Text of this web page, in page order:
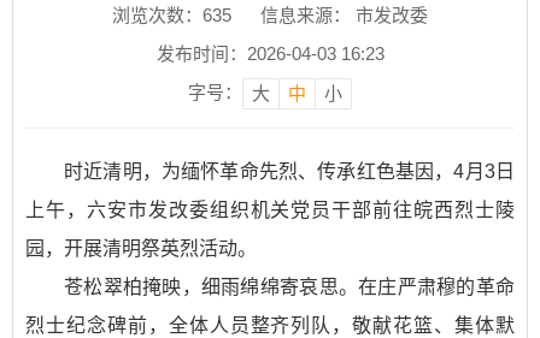
浏览次数： 635
信息来源： 市发改委
发布时间：2026-04-03 16:23
字号：
大 中 小
时近清明，为缅怀革命先烈、传承红色基因，4月3日
上午，六安市发改委组织机关党员干部前往皖西烈士陵
园，开展清明祭英烈活动。
苍松翠柏掩映，细雨绵绵寄哀思。在庄严肃穆的革命
烈士纪念碑前，全体人员整齐列队，敬献花篮、集体默